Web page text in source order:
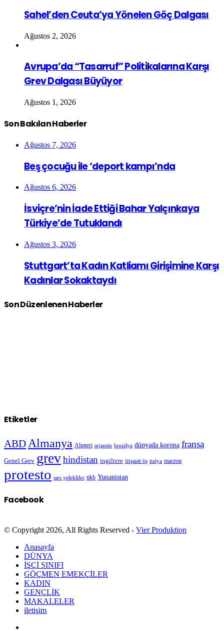
Sahel’den Ceuta’ya Yönelen Göç Dalgası
Ağustos 2, 2026
Avrupa’da “Tasarruf” Politikalarına Karşı
Grev Dalgası Büyüyor
Ağustos 1, 2026
Son Bakılan Haberler
Ağustos 7, 2026
Beş çocuğu ile ‘deport kampı’nda
Ağustos 6, 2026
İsviçre’nin İade Ettiği Bahar Yalçınkaya
Türkiye’de Tutuklandı
Ağustos 3, 2026
Stuttgart’ta Kadın Katliamı Girişimine Karşı
Kadınlar Sokaktaydı
Son Düzenlenen Haberler
Etiketler
ABD Almanya Alınteri arjantin brezilya dünyada korona fransa
Genel Grev grevhindistan ingiltere inşaat-iş italya macron
protesto sarı yelekliler tikb Yunanistan
Facebook
© Copyright 2026, All Rights Reserved - Vier Produktion
Anasayfa
DÜNYA
İŞÇİ SINIFI
GÖÇMEN EMEKÇİLER
KADIN
GENÇLİK
MAKALELER
iletişim